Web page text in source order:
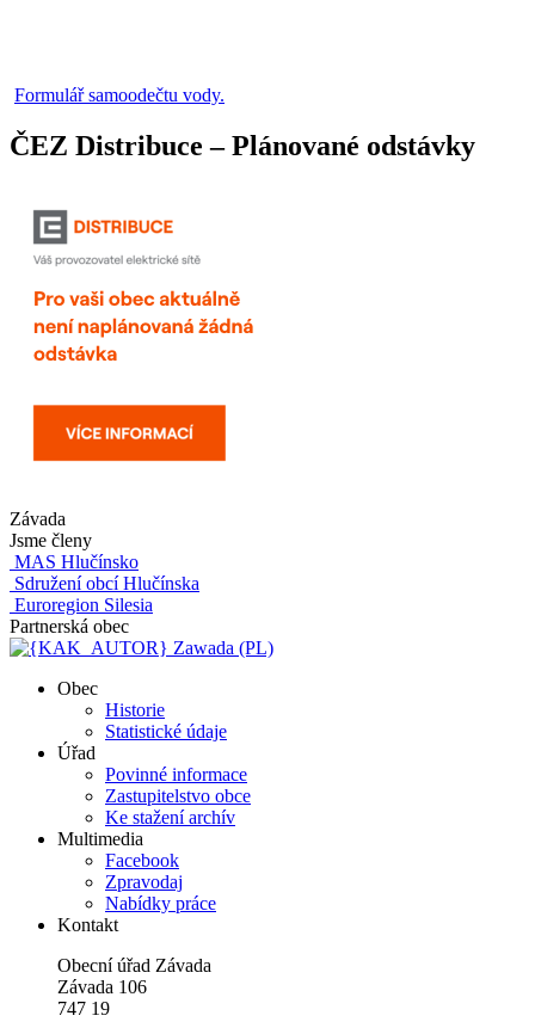
Formulář samoodečtu vody.
ČEZ Distribuce – Plánované odstávky
Závada
Jsme členy
MAS Hlučínsko
Sdružení obcí Hlučínska
Euroregion Silesia
Partnerská obec
Zawada (PL)
Obec
Historie
Statistické údaje
Úřad
Povinné informace
Zastupitelstvo obce
Ke stažení archív
Multimedia
Facebook
Zpravodaj
Nabídky práce
Kontakt
Obecní úřad Závada
Závada 106
747 19